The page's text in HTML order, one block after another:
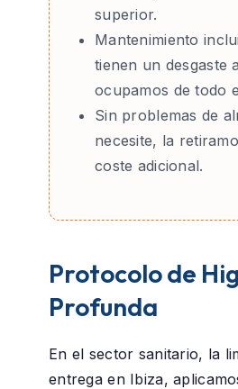
superior.
Mantenimiento
tienen un desgaste
ocupamos de todo
Sin problemas de
necesite, la
coste adicional.
Protocolo de
Profunda
En el sector sanitario, la
entrega en Ibiza,